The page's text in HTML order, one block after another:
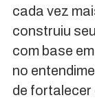
cada vez
construiu
com base
no
de fortalecer